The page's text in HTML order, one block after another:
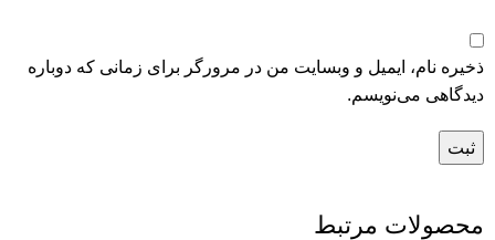
ذخیره نام، ایمیل و وبسایت من در مرورگر برای زمانی که دوباره
دیدگاهی می‌نویسم.
محصولات مرتبط